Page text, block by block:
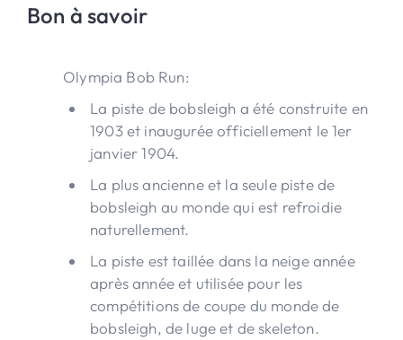
Bon à savoir
Olympia Bob Run:
La piste de bobsleigh a été construite en
1903 et inaugurée officiellement le 1er
janvier 1904.
La plus ancienne et la seule piste de
bobsleigh au monde qui est refroidie
naturellement.
La piste est taillée dans la neige année
après année et utilisée pour les
compétitions de coupe du monde de
bobsleigh, de luge et de skeleton.